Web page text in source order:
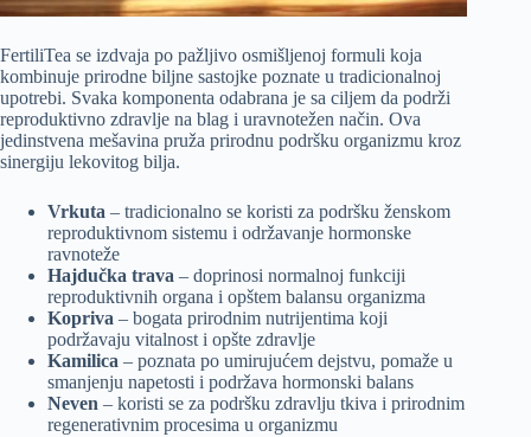
FertiliTea se izdvaja po pažljivo osmišljenoj formuli koja
kombinuje prirodne biljne sastojke poznate u tradicionalnoj
upotrebi. Svaka komponenta odabrana je sa ciljem da podrži
reproduktivno zdravlje na blag i uravnotežen način. Ova
jedinstvena mešavina pruža prirodnu podršku organizmu kroz
sinergiju lekovitog bilja.
Vrkutа – tradicionalno se koristi za podršku ženskom
reproduktivnom sistemu i održavanje hormonske
ravnoteže
Hajdučka trava – doprinosi normalnoj funkciji
reproduktivnih organa i opštem balansu organizma
Kopriva – bogata prirodnim nutrijentima koji
podržavaju vitalnost i opšte zdravlje
Kamilica – poznata po umirujućem dejstvu, pomaže u
smanjenju napetosti i podržava hormonski balans
Neven – koristi se za podršku zdravlju tkiva i prirodnim
regenerativnim procesima u organizmu